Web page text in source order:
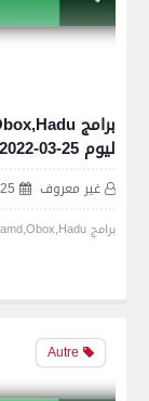
ليوم 25-03-2022
غير معروف 25 نوفمبر 2017
برامج Gladiator,Acamd,Obox,Hadu و DZ Multi شغالة ليوم 25-03-2022
Autre